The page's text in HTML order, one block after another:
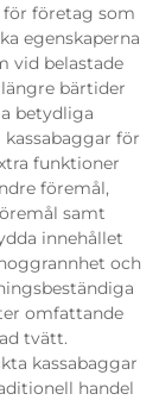
företag som
egenskaperna
vid belastade
bärtider
betydliga
för
funktioner
föremål,
samt
innehållet
och
omfattande
tvätt.
kassabaggar
handel